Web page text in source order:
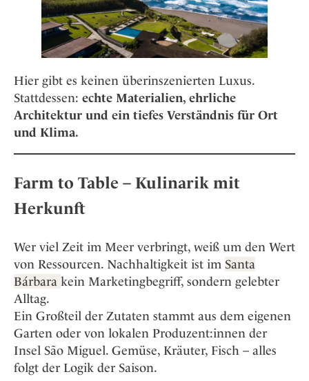
Hier gibt es keinen überinszenierten Luxus.
Stattdessen: echte Materialien, ehrliche
Architektur und ein tiefes Verständnis für Ort
und Klima.
Farm to Table – Kulinarik mit
Herkunft
Wer viel Zeit im Meer verbringt, weiß um den Wert
von Ressourcen. Nachhaltigkeit ist im Santa
Bárbara kein Marketingbegriff, sondern gelebter
Alltag.
Ein Großteil der Zutaten stammt aus dem eigenen
Garten oder von lokalen Produzent:innen der
Insel São Miguel. Gemüse, Kräuter, Fisch – alles
folgt der Logik der Saison.